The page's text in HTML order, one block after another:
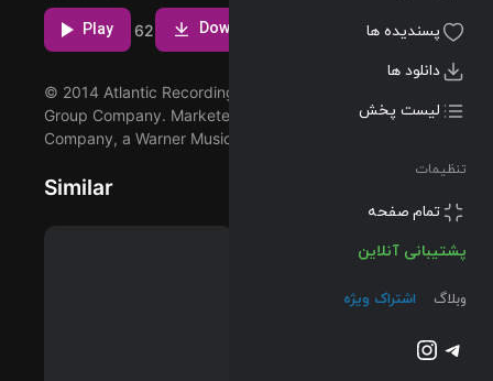
پسندیده ها
دانلود ها
لیست پخش
تنظیمات
پشتیبانی آنلاین
وبلاگ اشتراک ویژه
تلگرام
اینستاگرم
@2023-2026 Musilon
Zeppelin اجرا شده است را میتوانید با دو کیفیت 320 و FLAC
دریافت کنید.
مشاهده بیشتر
Play Download
© 2014 Atlantic Recording Corporation, a Warner Music
Group Company. Marketed by Rhino Entertainment